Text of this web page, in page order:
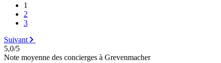
1
2
3
Suivant
5,0/5
Note moyenne des concierges à Grevenmacher